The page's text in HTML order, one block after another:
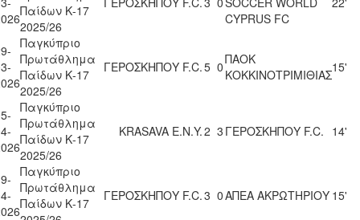
Παίδων Κ-17
2025/26
CYPRUS FC
Παγκύπριο
Πρωτάθλημα
Παίδων Κ-17
2025/26
ΓΕΡΟΣΚΗΠΟΥ F.C.5 0ΠΑΟΚ
ΚΟΚΚΙΝΟΤΡΙΜΙΘΙΑΣ15'
Παγκύπριο
Πρωτάθλημα
Παίδων Κ-17
2025/26
KRASAVA Ε.Ν.Y.2 3 ΓΕΡΟΣΚΗΠΟΥ F.C. 14'
Παγκύπριο
Πρωτάθλημα
Παίδων Κ-17
ΓΕΡΟΣΚΗΠΟΥ F.C.3 0ΑΠΕΑ ΑΚΡΩΤΗΡΙΟΥ 15'